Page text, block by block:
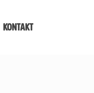
KONTAKT